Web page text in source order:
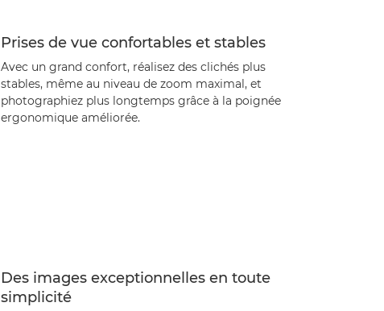
Prises de vue confortables et stables
Avec un grand confort, réalisez des clichés plus
stables, même au niveau de zoom maximal, et
photographiez plus longtemps grâce à la poignée
ergonomique améliorée.
Des images exceptionnelles en toute
simplicité